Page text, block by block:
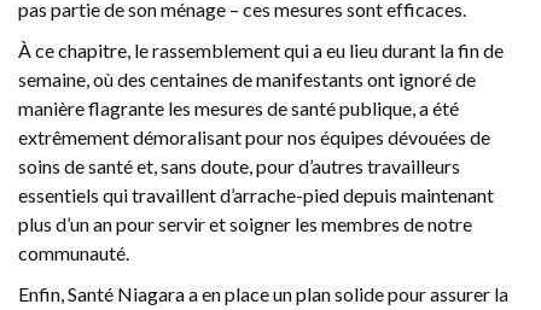
pas partie de son ménage – ces mesures sont efficaces.
À ce chapitre, le rassemblement qui a eu lieu durant la fin de
semaine, où des centaines de manifestants ont ignoré de
manière flagrante les mesures de santé publique, a été
extrêmement démoralisant pour nos équipes dévouées de
soins de santé et, sans doute, pour d’autres travailleurs
essentiels qui travaillent d’arrache-pied depuis maintenant
plus d’un an pour servir et soigner les membres de notre
communauté.
Enfin, Santé Niagara a en place un plan solide pour assurer la